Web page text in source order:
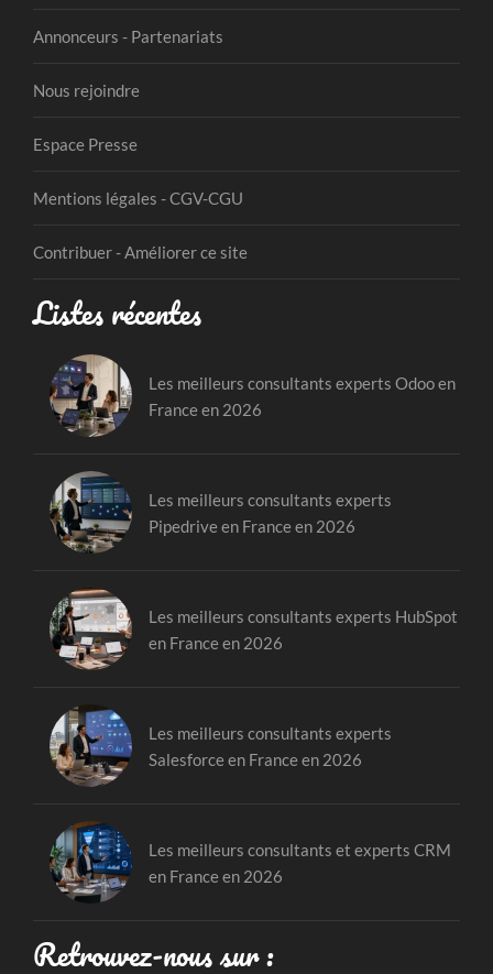
Annonceurs - Partenariats
Nous rejoindre
Espace Presse
Mentions légales - CGV-CGU
Contribuer - Améliorer ce site
Listes récentes
Les meilleurs consultants experts Odoo en
France en 2026
Les meilleurs consultants experts
Pipedrive en France en 2026
Les meilleurs consultants experts HubSpot
en France en 2026
Les meilleurs consultants experts
Salesforce en France en 2026
Les meilleurs consultants et experts CRM
en France en 2026
Retrouvez-nous sur :